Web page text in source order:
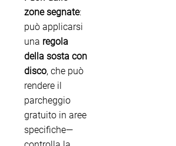
zone segnate:
può applicarsi
una regola
della sosta con
disco, che può
rendere il
parcheggio
gratuito in aree
specifiche—